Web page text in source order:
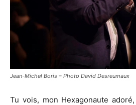
Jean-Michel Boris – Photo David Desreumaux
Tu vois, mon Hexagonaute